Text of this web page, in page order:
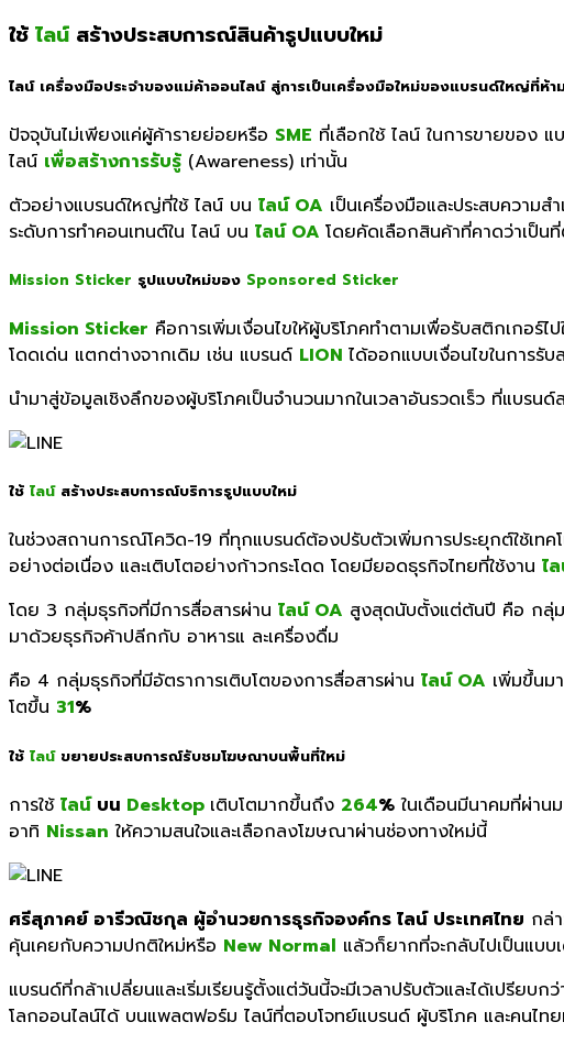
ใช้ ไลน์ สร้างประสบการณ์สินค้ารูปแบบใหม่
ไลน์ เครื่องมือประจำของแม่ค้าออนไลน์ สู่การเป็นเครื่องมือใหม่ของแบรนด์ใหญ่ที่ห้า
ปัจจุบันไม่เพียงแค่ผู้ค้ารายย่อยหรือ SME ที่เลือกใช้ ไลน์ ในการขายของ แ
ไลน์ เพื่อสร้างการรับรู้ (Awareness) เท่านั้น
ตัวอย่างแบรนด์ใหญ่ที่ใช้ ไลน์ บน ไลน์OA เป็นเครื่องมือและประสบความสำ
ระดับการทำคอนเทนต์ใน ไลน์ บน ไลน์OA โดยคัดเลือกสินค้าที่คาดว่าเป็น
Mission Sticker รูปแบบใหม่ของ Sponsored Sticker
Mission Sticker คือการเพิ่มเงื่อนไขให้ผู้บริโภคทำตามเพื่อรับสติกเกอ
โดดเด่น แตกต่างจากเดิม เช่น แบรนด์ LION ได้ออกแบบเงื่อนไขในการรั
นำมาสู่ข้อมูลเชิงลึกของผู้บริโภคเป็นจำนวนมากในเวลาอันรวดเร็ว ที่แบร
ใช้ ไลน์ สร้างประสบการณ์บริการรูปแบบใหม่
ในช่วงสถานการณ์โควิด-19 ที่ทุกแบรนด์ต้องปรับตัวเพิ่มการประยุกต์ใช้เท
อย่างต่อเนื่อง และเติบโตอย่างก้าวกระโดด โดยมียอดธุรกิจไทยที่ใช้งาน ไ
โดย 3 กลุ่มธุรกิจที่มีการสื่อสารผ่าน ไลน์OA สูงสุดนับตั้งแต่ต้นปี คือ กลุ่ม
มาด้วยธุรกิจค้าปลีกกับ อาหารแ ละเครื่องดื่ม
คือ 4 กลุ่มธุรกิจที่มีอัตราการเติบโตของการสื่อสารผ่าน ไลน์OA เพิ่มขึ้นม
โตขึ้น 31%
ใช้ ไลน์ ขยายประสบการณ์รับชมโฆษณาบนพื้นที่ใหม่
การใช้ ไลน์ บน Desktop เติบโตมากขึ้นถึง 264% ในเดือนมีนาคมที่ผ่าน
อาทิ Nissan ให้ความสนใจและเลือกลงโฆษณาผ่านช่องทางใหม่นี้
ศรีสุภาคย์ อารีวณิชกุล ผู้อำนวยการธุรกิจองค์กร ไลน์ ประเทศไทย กล่
คุ้นเคยกับความปกติใหม่หรือ New Normal แล้วก็ยากที่จะกลับไปเป็นแบบ
แบรนด์ที่กล้าเปลี่ยนและเริ่มเรียนรู้ตั้งแต่วันนี้จะมีเวลาปรับตัวและได้เปรีย
โลกออนไลน์ได้ บนแพลตฟอร์ม ไลน์ที่ตอบโจทย์แบรนด์ ผู้บริโภค และคนไท